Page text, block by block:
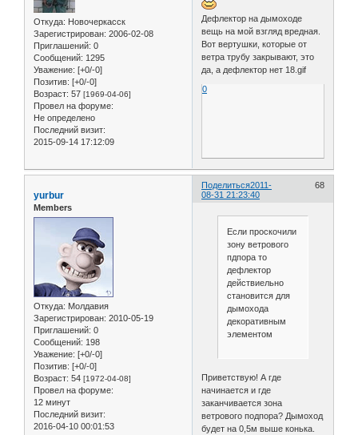
Откуда: Новочеркасск
Зарегистрирован: 2006-02-08
Приглашений: 0
Сообщений: 1295
Уважение: [+0/-0]
Позитив: [+0/-0]
Возраст: 57 [1969-04-06]
Провел на форуме:
Не определено
Последний визит:
2015-09-14 17:12:09
Дефлектор на дымоходе
вещь на мой взгляд вредная.
Вот вертушки, которые от
ветра трубу закрывают, это
да, а дефлектор нет 18.gif
0
Поделиться 68
2011-
08-31 21:23:40
yurbur
Members
Откуда: Молдавия
Зарегистрирован: 2010-05-19
Приглашений: 0
Сообщений: 198
Уважение: [+0/-0]
Позитив: [+0/-0]
Возраст: 54 [1972-04-08]
Провел на форуме:
12 минут
Последний визит:
2016-04-10 00:01:53
Если проскочили
зону ветрового
пдпора то
дефлектор
действиельно
становится для
дымохода
декоративным
элементом
Приветствую! А где
начинается и где
заканчивается зона
ветрового подпора? Дымоход
будет на 0,5м выше конька.